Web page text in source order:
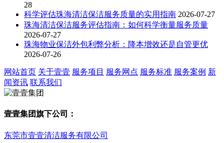
28
科学评估珠海清洁保洁服务质量的实用指南 2026-07-27
珠海清洁保洁服务评估指南：如何科学衡量服务质量
2026-07-27
珠海物业保洁外包利弊分析：降本增效还是自管更优
2026-07-26
网站首页 关于壹壹 服务项目 服务网点 服务标准 服务案例 新
闻资讯 联系我们
壹壹集团旗下公司：
东莞市壹壹清洁服务有限公司